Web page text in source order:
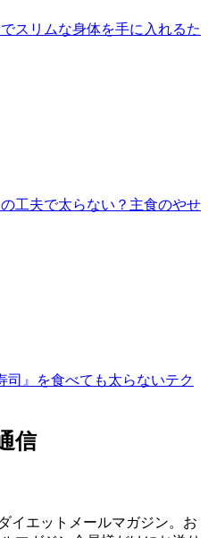
スリムな身体を手に入れるた
工夫で太らない？主食のやせ
司』を食べても太らないテク
信
イエットメールマガジン。お